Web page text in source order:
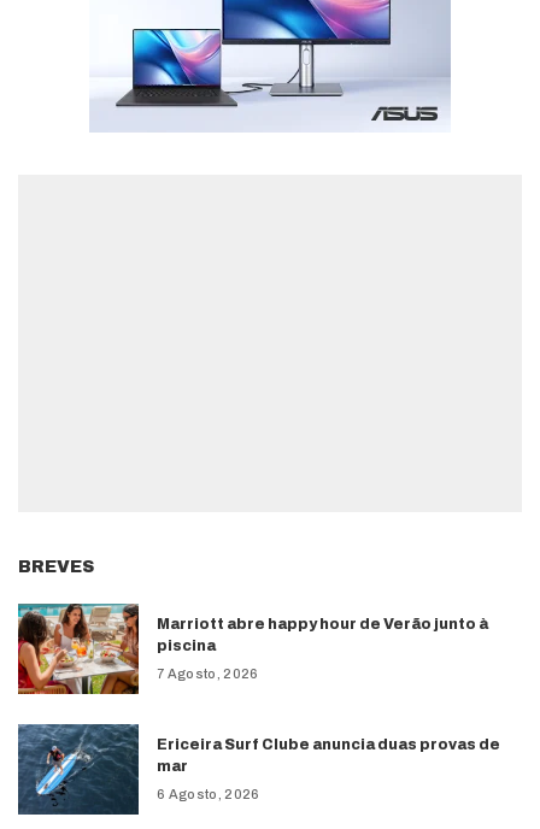
BREVES
Marriott abre happy hour de Verão junto à
piscina
7 Agosto, 2026
Ericeira Surf Clube anuncia duas provas de
mar
6 Agosto, 2026